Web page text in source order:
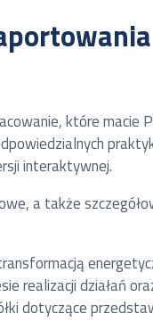
które
interaktywnej.
a także
realizacji działań
dotyczące